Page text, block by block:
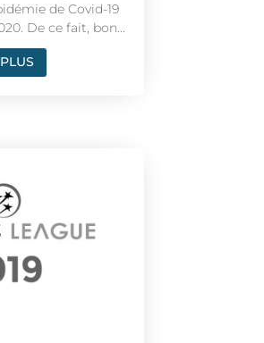
de Covid-19
De ce fait, bon...